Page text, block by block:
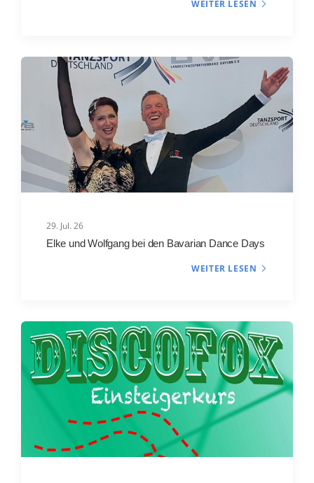
WEITER LESEN
29. Jul. 26
Elke und Wolfgang bei den Bavarian Dance Days
WEITER LESEN